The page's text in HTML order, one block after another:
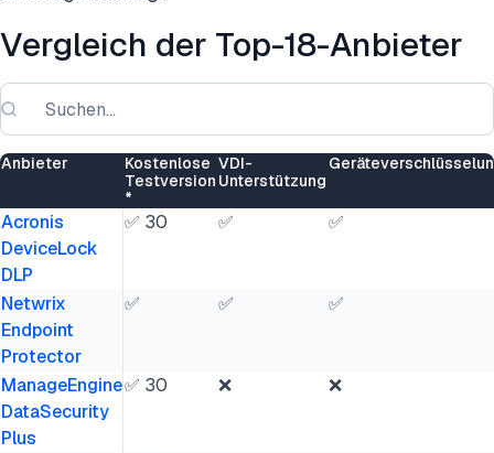
Vergleich der Top-18-Anbieter
Anbieter
Kostenlose
Testversion
*
VDI-
Unterstützung
Acronis
DeviceLock
DLP
✅ 30 ✅ ✅
Netwrix
Endpoint
Protector
✅ ✅ ✅
ManageEngine
DataSecurity
Plus
✅ 30 ❌ ❌